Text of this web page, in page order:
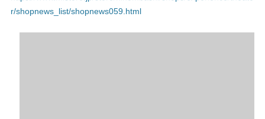
r/shopnews_list/shopnews059.html